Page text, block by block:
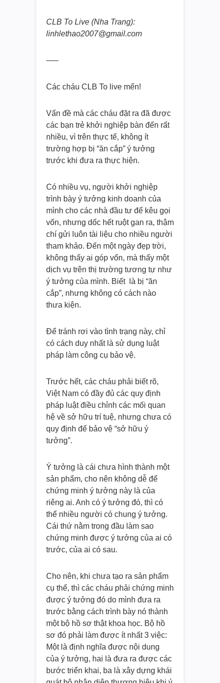
CLB To Live (Nha Trang):
linhlethao2007@gmail.com
—–
Các cháu CLB To live mến!
Vấn đề mà các cháu đặt ra đã được
các bạn trẻ khởi nghiệp bàn đến rất
nhiều, vì trên thực tế, không ít
trường hợp bị “ăn cắp” ý tưởng
trước khi đưa ra thực hiện.
Có nhiều vụ, người khởi nghiệp
trình bày ý tưởng kinh doanh của
mình cho các nhà đầu tư để kêu gọi
vốn, nhưng dốc hết ruột gan ra, thậm
chí gửi luôn tài liệu cho nhiều người
tham khảo. Đến một ngày đẹp trời,
không thấy ai góp vốn, mà thấy một
dịch vụ trên thị trường tương tự như
ý tưởng của mình. Biết là bị “ăn
cắp”, nhưng không có cách nào
thưa kiện.
Để tránh rơi vào tình trạng này, chỉ
có cách duy nhất là sử dụng luật
pháp làm công cụ bảo vệ.
Trước hết, các cháu phải biết rõ,
Việt Nam có đầy đủ các quy định
pháp luật điều chỉnh các mối quan
hệ về sở hữu trí tuệ, nhưng chưa có
quy định để bảo vệ “sở hữu ý
tưởng”.
Ý tưởng là cái chưa hình thành một
sản phẩm, cho nên không dễ để
chứng minh ý tưởng này là của
riêng ai. Anh có ý tưởng đó, thì có
thể nhiều người có chung ý tưởng.
Cái thứ nằm trong đầu làm sao
chứng minh được ý tưởng của ai có
trước, của ai có sau.
Cho nên, khi chưa tạo ra sản phẩm
cụ thể, thì các cháu phải chứng minh
được ý tưởng đó do mình đưa ra
trước bằng cách trình bày nó thành
một bộ hồ sơ thật khoa học. Bộ hồ
sơ đó phải làm được ít nhất 3 việc:
Một là định nghĩa được nội dung
của ý tưởng, hai là đưa ra được các
bước triển khai, ba là xây dựng khái